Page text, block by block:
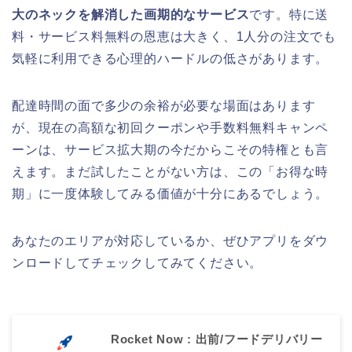
大のネックを解消した画期的なサービスです。特に送
料・サービス料無料の恩恵は大きく、1人分の注文でも
気軽に利用できる心理的ハードルの低さがあります。
配達時間の面で多少の余裕が必要な場面はあります
が、現在の高額な初回クーポンや手数料無料キャンペ
ーンは、サービス拡大期の今だからこその特権とも言
えます。まだ試したことがない方は、この「お得な時
期」に一度体験してみる価値が十分にあるでしょう。
あなたのエリアが対応しているか、ぜひアプリをダウ
ンロードしてチェックしてみてください。
Rocket Now : 出前/フードデリバリー